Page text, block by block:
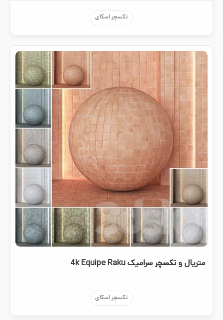
تکسچر اسکای
متریال و تکسچر سرامیک 4k Equipe Raku
تکسچر اسکای